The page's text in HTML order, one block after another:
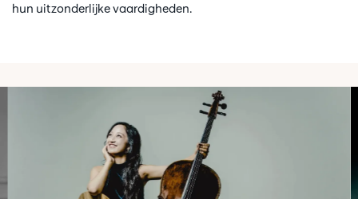
hun uitzonderlijke vaardigheden.